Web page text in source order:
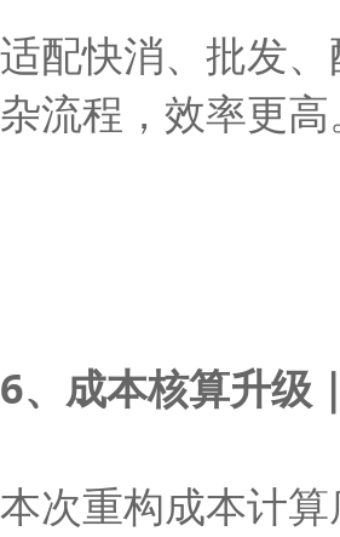
适配快消、批发
杂流程，效率更高
6、成本核算升级
本次重构成本计